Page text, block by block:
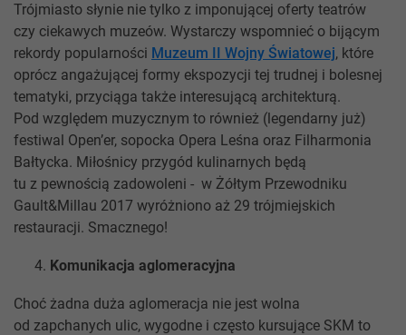
Trójmiasto słynie nie tylko z imponującej oferty teatrów
czy ciekawych muzeów. Wystarczy wspomnieć o bijącym
rekordy popularności Muzeum II Wojny Światowej, które
oprócz angażującej formy ekspozycji tej trudnej i bolesnej
tematyki, przyciąga także interesującą architekturą.
Pod względem muzycznym to również (legendarny już)
festiwal Open’er, sopocka Opera Leśna oraz Filharmonia
Bałtycka. Miłośnicy przygód kulinarnych będą
tu z pewnością zadowoleni - w Żółtym Przewodniku
Gault&Millau 2017 wyróżniono aż 29 trójmiejskich
restauracji. Smacznego!
Komunikacja aglomeracyjna
Choć żadna duża aglomeracja nie jest wolna
od zapchanych ulic, wygodne i często kursujące SKM to